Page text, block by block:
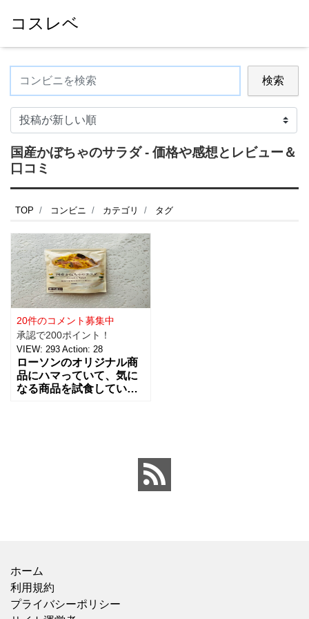
コスレベ
検索
国産かぼちゃのサラダ - 価格や感想とレビュー＆
口コミ
TOP コンビニ カテゴリ タグ
20件のコメント募集中
承認で200ポイント！
VIEW: 293 Action: 28
ローソンのオリジナル商
品にハマっていて、気に
なる商品を試食している
ホーム
利用規約
プライバシーポリシー